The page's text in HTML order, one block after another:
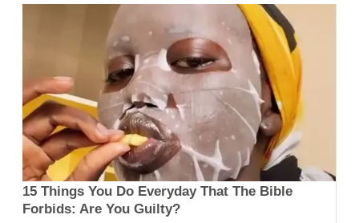
15 Things You Do Everyday That The Bible
Forbids: Are You Guilty?